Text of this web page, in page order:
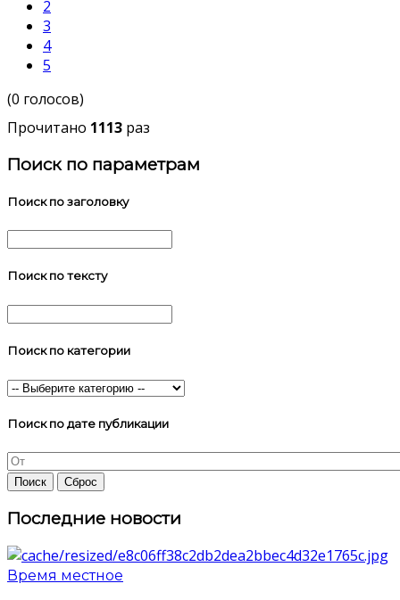
2
3
4
5
(0 голосов)
Прочитано 1113 раз
Поиск по параметрам
Поиск по заголовку
Поиск по тексту
Поиск по категории
Поиск по дате публикации
Последние новости
Время местное